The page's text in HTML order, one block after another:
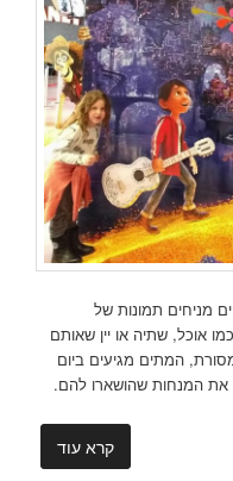
מניחים תמונות של
אוכל, שתיה או יין שאותם
המתים מגיעים ביום
את המנחות שהושארו להם.
קרא עוד